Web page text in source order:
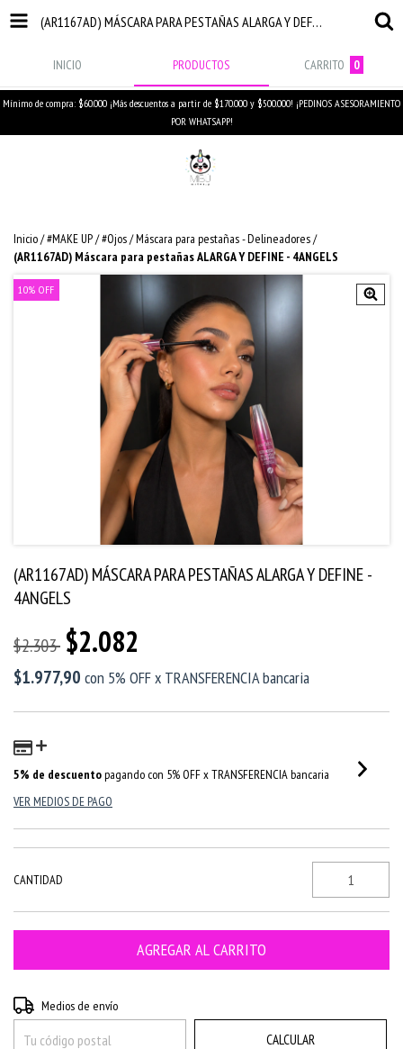
(AR1167AD) MÁSCARA PARA PESTAÑAS ALARGA Y DEFINE - 4ANGELS
INICIO PRODUCTOS CARRITO 0
Mínimo de compra: $60.000 ¡Más descuentos a partir de $170.000 y $500.000! ¡PEDINOS ASESORAMIENTO
POR WHATSAPP!
Inicio/#MAKE UP/#Ojos/Máscara para pestañas - Delineadores/
(AR1167AD) Máscara para pestañas ALARGA Y DEFINE - 4ANGELS
10% OFF
(AR1167AD) MÁSCARA PARA PESTAÑAS ALARGA Y DEFINE -
4ANGELS
$2.303 $2.082
$1.977,90 con 5% OFF x TRANSFERENCIA bancaria
5% de descuentopagando con 5% OFF x TRANSFERENCIA bancaria
VER MEDIOS DE PAGO
CANTIDAD
Entregas para el CP:
Medios de envío
CALCULAR